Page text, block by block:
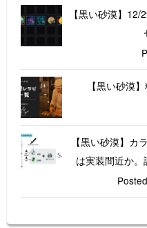
【黒い砂漠】
【黒い砂漠
【黒い砂漠】カ
は実装間近か。